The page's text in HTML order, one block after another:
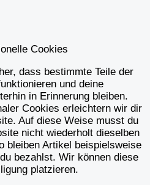
Cookies
dass bestimmte Teile der
und deine
in Erinnerung bleiben.
Cookies erleichtern wir dir
Auf diese Weise musst du
nicht wiederholt dieselben
bleiben Artikel beispielsweise
bezahlst. Wir können diese
platzieren.